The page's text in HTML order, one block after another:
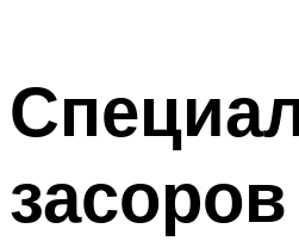
засоров